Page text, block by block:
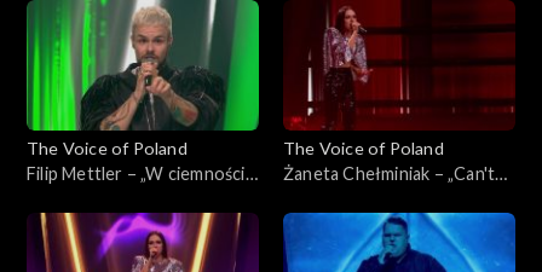
Poland”, Live 3, 22 listopada
2025
listopada 2025
The Voice of Poland
Filip Mettler – „W ciemności”,
22 listopada 2025
The Voice of Poland
Żaneta Chełminiak – „Can't
„The Voice of Poland”, Live 3,
22 listopada 2025